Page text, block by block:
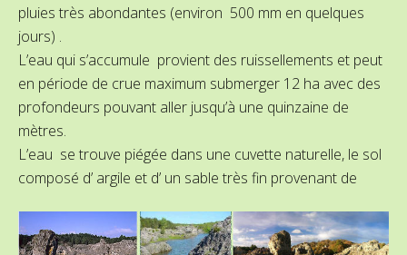
pluies très abondantes (environ 500 mm en quelques
jours) .
L’eau qui s’accumule provient des ruissellements et peut
en période de crue maximum submerger 12 ha avec des
profondeurs pouvant aller jusqu’à une quinzaine de
mètres.
L’eau se trouve piégée dans une cuvette naturelle, le sol
composé d’ argile et d’ un sable très fin provenant de